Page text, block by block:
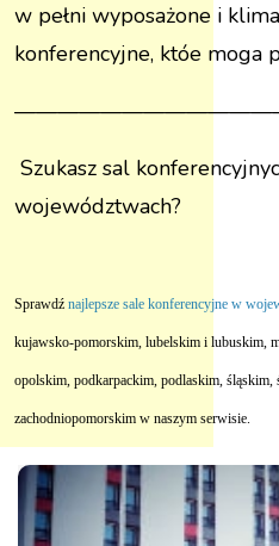
w pełni wyposażone i
konferencyjne, któe moga
Szukasz sal
województwach?
Sprawdź najlepsze sale konferencyjne w
kujawsko-pomorskim, lubelskim i lubuskim,
opolskim, podkarpackim, podlaskim,
zachodniopomorskim w naszym serwisie.